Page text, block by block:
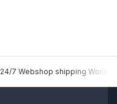
24/7 Webshop shipping